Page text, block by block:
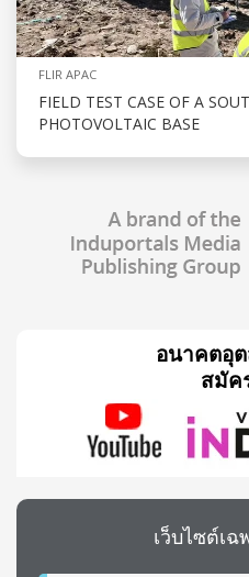
FLIR APAC
FIELD TEST CASE OF A
PHOTOVOLTAIC BASE
อนาคตอุ
สมัค
เว็บไซต์เฉ